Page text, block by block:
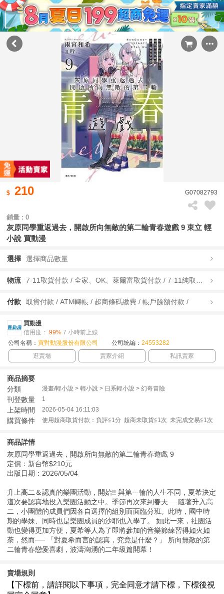
210 G07082793
銷量 : 0
灰原同學重返過去，開啟所向無敵的第二輪青春遊戲 9 東立 輕
小說 買動漫
選擇 選擇商品數量
物流
付款 取貨付款 / ATM轉帳 / 超商條碼繳費 / 帳戶餘額付款 /
買動漫
信用度： 99% 7 小時前上線
公司名稱： 買對動漫股份有限公司 公司統編： 24553282
逛賣場
賣家介紹 私訊賣家
商品摘要
分類
漫畫/輕小說 > 輕小說 > 日系輕小說 > 幻奇冒險
刊登數量 1
上架時間 2026-05-04 16:11:03
購買條件 使用超商取貨付款：負評≦1分 超商未取貨≦1次 未完成交易≦1次
商品詳情
灰原同學重返過去，開啟所向無敵的第二輪青春遊戲 9
定價：新台幣$210元
出版日期：2026/05/04
升上高二＆認真的樂團活動，開始!! 與第一輪的人生不同，夏希決定
這次要認真地投入樂團活動之中。季節再次來到春天──隨著升入高
二，小團體的成員們因各自選擇的組別而面臨分班。此時，國中時
期的學妹、同時也是樂團成員的沙耶也入學了。 如此一來，社團活
動也變得更加方便，夏希等人為了即將參加的音樂節練習得如火如
荼，然而── 「對夏希而言的認真，究竟是什麼？」 所向無敵的第
二輪青春戀愛喜劇，波濤洶湧的二年級篇開幕！
賣場規則